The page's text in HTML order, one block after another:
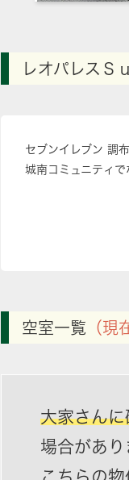
レオパレスＳ
セブンイレブン 調
城南コミュニティ
空室一覧 （現
大家さん
場合があり
こちらの物